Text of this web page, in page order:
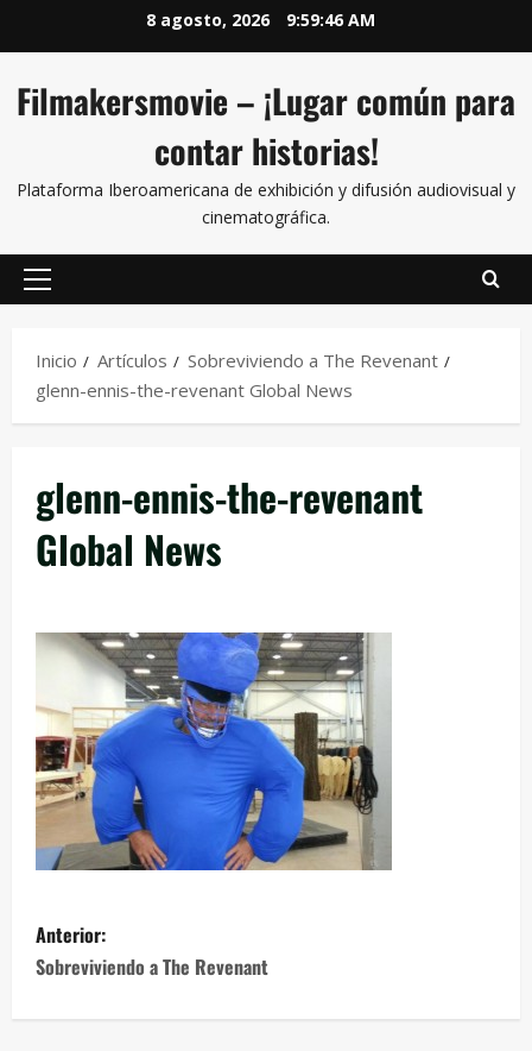
8 agosto, 2026 9:59:47 AM
Filmakersmovie – ¡Lugar común para
contar historias!
Plataforma Iberoamericana de exhibición y difusión audiovisual y
cinematográfica.
Inicio Artículos
Sobreviviendo a The Revenant
glenn-ennis-the-revenant Global News
glenn-ennis-the-revenant
Global News
Anterior:
Sobreviviendo a The Revenant